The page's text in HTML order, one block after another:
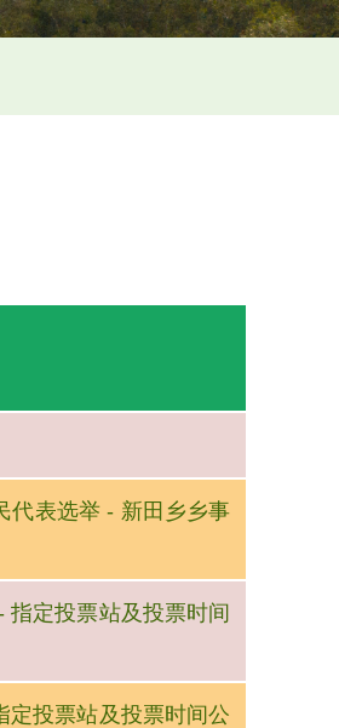
代表选举 - 新田乡乡事
指定投票站及投票时间
定投票站及投票时间公